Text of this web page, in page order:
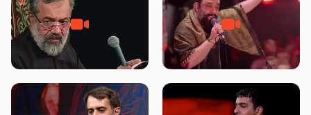
جانا جانا ابی عبدالله – کربلایی جواد
مقدم – شب هشتم محرم 1448 –
مادر منم مثل تو خمیدم – حاج
محمود کریمی – شهادت حضرت
هیئت رایة العباس علیه السلام